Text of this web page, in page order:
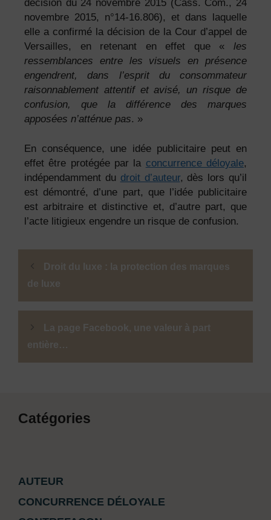
décision du 24 novembre 2015 (Cass. Com., 24
novembre 2015, n°14-16.806), et dans laquelle
elle a confirmé la décision de la Cour d’appel de
Versailles, en retenant en effet que « les
ressemblances entre les visuels en présence
engendrent, dans l’esprit du consommateur
raisonnablement attentif et avisé, un risque de
confusion, que la différence des marques
apposées n’atténue pas. »
En conséquence, une idée publicitaire peut en
effet être protégée par la concurrence déloyale,
indépendamment du droit d’auteur, dès lors qu’il
est démontré, d’une part, que l’idée publicitaire
est arbitraire et distinctive et, d’autre part, que
l’acte litigieux engendre un risque de confusion.
Droit du luxe : la protection des marques
de luxe
La page Facebook, une valeur à part
entière…
Catégories
AUTEUR
CONCURRENCE DÉLOYALE